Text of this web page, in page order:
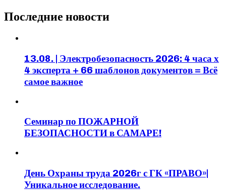
Последние новости
13.08. | Электробезопасность 2026: 4 часа х
4 эксперта + 66 шаблонов документов = Всё
самое важное
Семинар по ПОЖАРНОЙ
БЕЗОПАСНОСТИ в САМАРЕ!
День Охраны труда 2026г с ГК «ПРАВО»|
Уникальное исследование.